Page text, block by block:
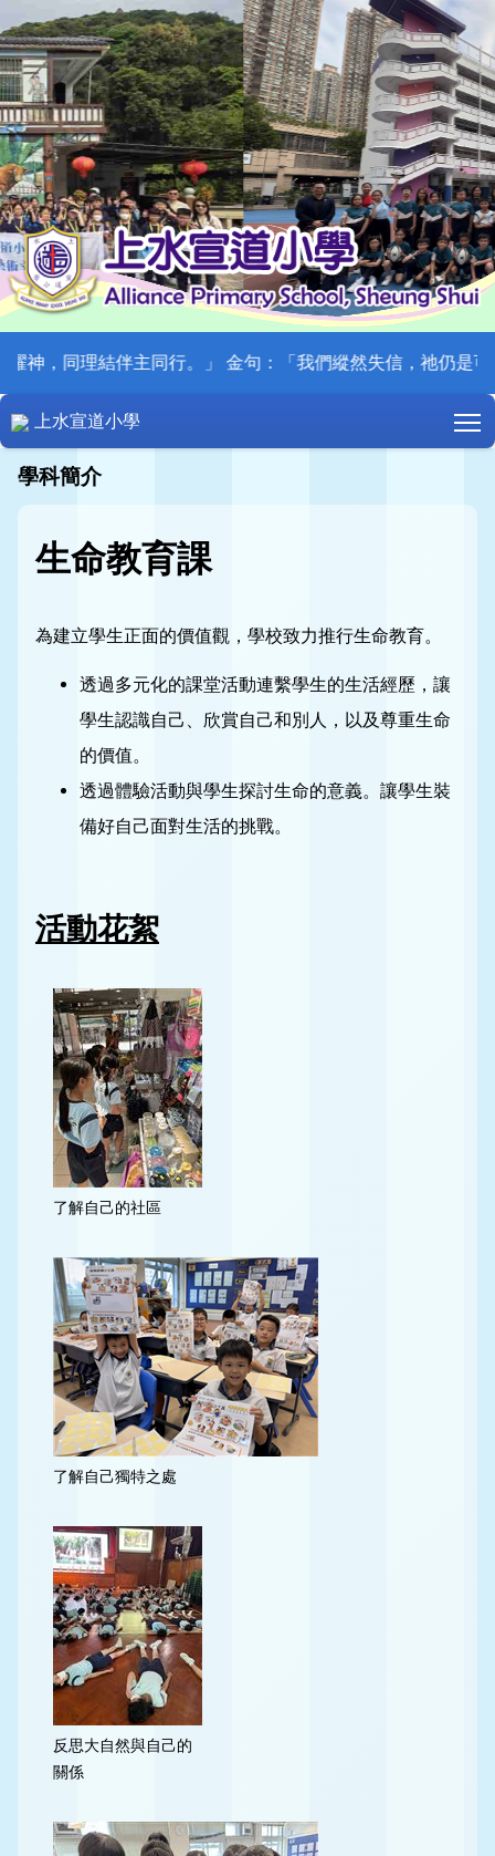
，同理結伴主同行。」 金句：「我們縱然失信，祂仍是可
上水宣道小學
學科簡介
生命教育課
為建立學生正面的價值觀，學校致力推行生命教育。
透過多元化的課堂活動連繫學生的生活經歷，讓
學生認識自己、欣賞自己和別人，以及尊重生命
的價值。
透過體驗活動與學生探討生命的意義。讓學生裝
備好自己面對生活的挑戰。
活動花絮
了解自己的社區
了解自己獨特之處
反思大自然與自己的
關係